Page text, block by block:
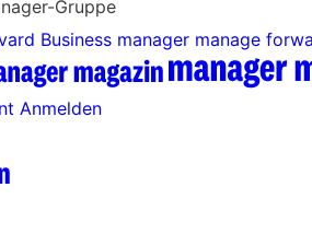
Business manager manage
Anmelden
Gruppe